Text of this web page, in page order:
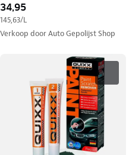
34,95
145,63/L
Verkoop doorAuto Gepolijst Shop